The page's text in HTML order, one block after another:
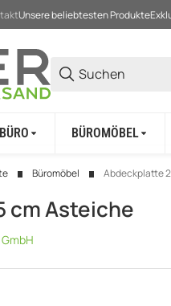
Unsere beliebtesten Produkte
BÜRO BÜROMÖBEL
Büromöbel Abdeckplatte
cm Asteiche